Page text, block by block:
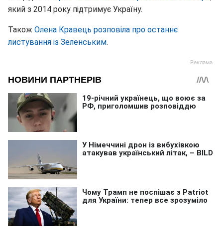
який з 2014 року підтримує Україну.
Також Олена Кравець розповіла про останнє
листування із Зеленським.